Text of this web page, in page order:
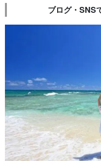
ブログ・SNS